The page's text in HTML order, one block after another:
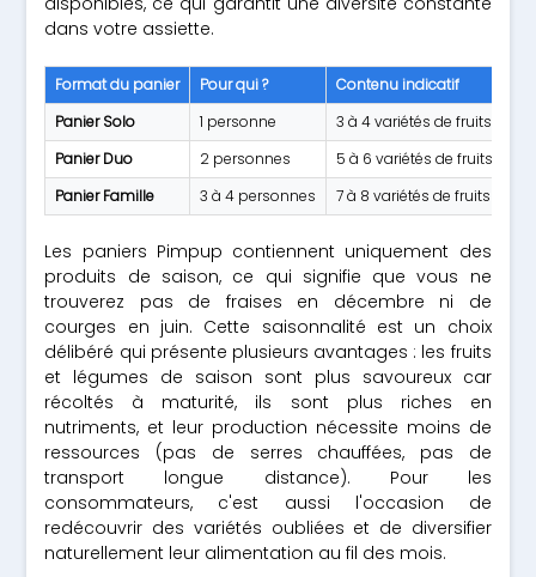
dans votre assiette.
Format du panier Pour qui ?
Contenu indicatif
Panier Solo
1 personne
3 à 4 variétés de fruits et
Panier Duo
2 personnes
5 à 6 variétés de fruits et
Panier Famille
3 à 4 personnes 7 à 8 variétés de fruits et
Les paniers Pimpup contiennent uniquement des
produits de saison, ce qui signifie que vous ne
trouverez pas de fraises en décembre ni de
courges en juin. Cette saisonnalité est un choix
délibéré qui présente plusieurs avantages : les fruits
et légumes de saison sont plus savoureux car
récoltés à maturité, ils sont plus riches en
nutriments, et leur production nécessite moins de
ressources (pas de serres chauffées, pas de
transport longue distance). Pour les
consommateurs, c'est aussi l'occasion de
redécouvrir des variétés oubliées et de diversifier
naturellement leur alimentation au fil des mois.